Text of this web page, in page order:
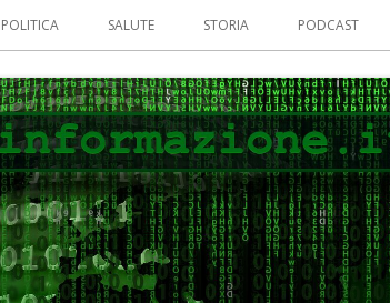
POLITICA SALUTE STORIA PODCAST